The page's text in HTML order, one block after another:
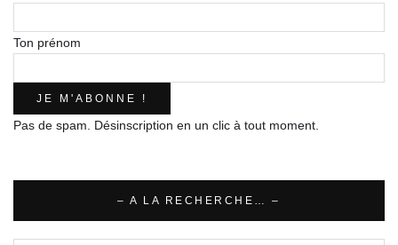
Ton prénom
Pas de spam. Désinscription en un clic à tout moment.
– A LA RECHERCHE… –